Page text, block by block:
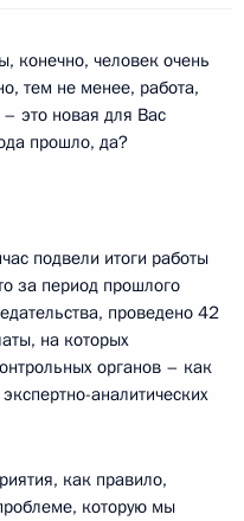
конечно, человек очень
тем не менее, работа,
это новая для Вас
прошло, да?
подвели итоги работы
за период прошлого
проведено 42
на которых
органов – как
аналитических
как правило,
которую мы